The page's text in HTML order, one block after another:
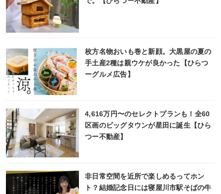
枚方名物おいも巻と新顔。大黒屋の夏の
手土産2種は親ウケが良かった【ひらつ
ーグルメ広告】
4,616万円〜のセレクトプランも！全60
区画のビッグタウンが星田に誕生【ひら
つー不動産】
非日常空間を近所で楽しめるってホン
ト？結婚記念日には寝屋川市駅そばの牛